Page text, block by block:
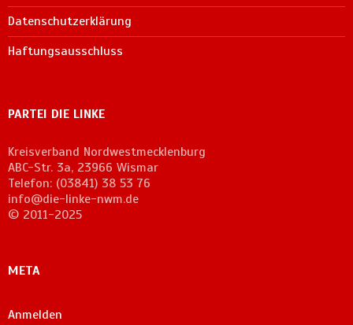
Datenschutzerklärung
Haftungsausschluss
PARTEI DIE LINKE
Kreisverband Nordwestmecklenburg
ABC-Str. 3a, 23966 Wismar
Telefon: (03841) 38 53 76
info@die-linke-nwm.de
© 2011-2025
META
Anmelden